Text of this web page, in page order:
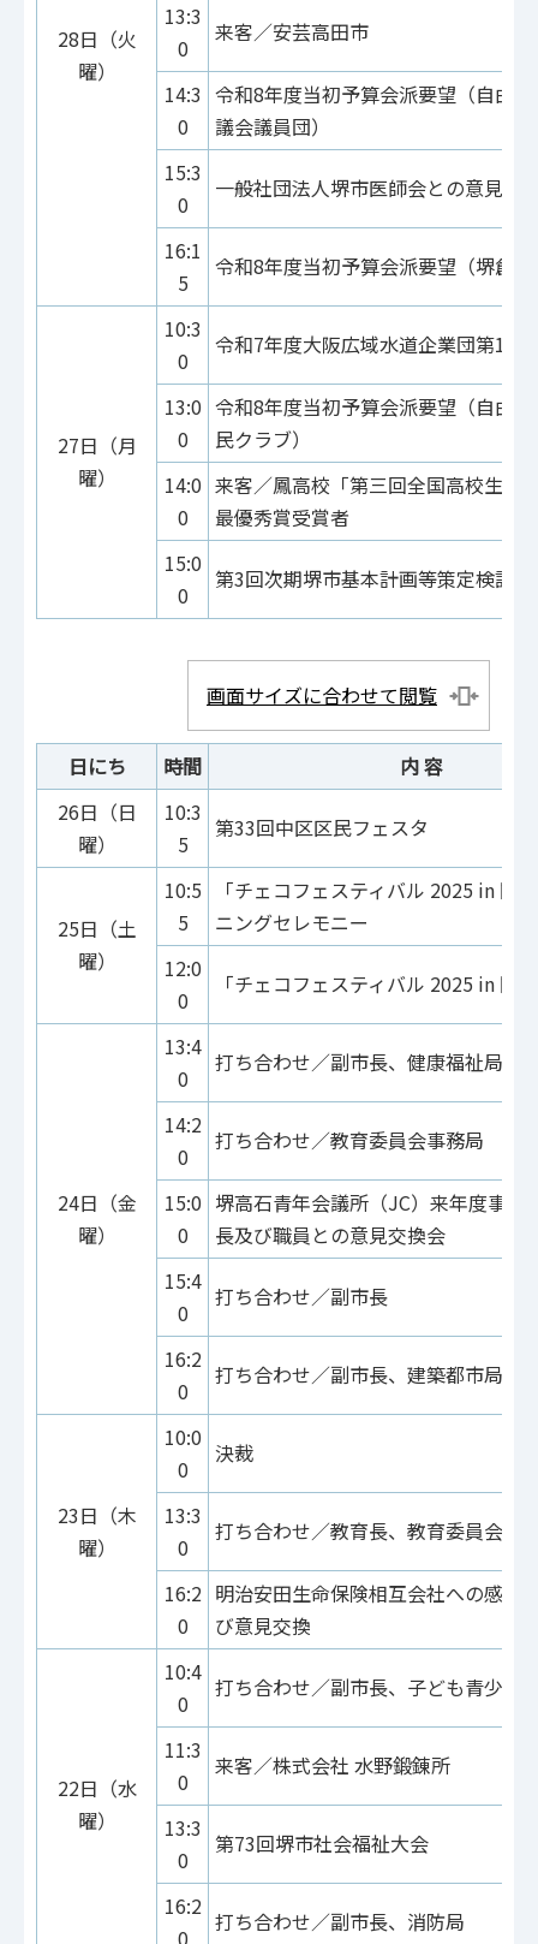
28日（火
曜）
13:3
0
来客／安芸高田市
14:3
0
令和8年度当初予算会派要望（自由
議会議員団）
15:3
0
一般社団法人堺市医師会との意見交
16:1
5
令和8年度当初予算会派要望（堺創
27日（月
曜）
10:3
0
令和7年度大阪広域水道企業団第1回
13:0
0
令和8年度当初予算会派要望（自由
民クラブ）
14:0
0
来客／鳳高校「第三回全国高校生政
最優秀賞受賞者
15:0
0
第3回次期堺市基本計画等策定検討
画面サイズに合わせて閲覧
日にち 時間
内 容
26日（日
曜）
10:3
5
第33回中区区民フェスタ
25日（土
曜）
10:5
5
「チェコフェスティバル 2025 in 関
ニングセレモニー
12:0
0
「チェコフェスティバル 2025 in 関
24日（金
曜）
13:4
0
打ち合わせ／副市長、健康福祉局
14:2
0
打ち合わせ／教育委員会事務局
15:0
0
堺高石青年会議所（JC）来年度事業
長及び職員との意見交換会
15:4
0
打ち合わせ／副市長
16:2
0
打ち合わせ／副市長、建築都市局
23日（木
曜）
10:0
0
決裁
13:3
0
打ち合わせ／教育長、教育委員会事
16:2
0
明治安田生命保険相互会社への感謝
び意見交換
22日（水
曜）
10:4
0
打ち合わせ／副市長、子ども青少年
11:3
0
来客／株式会社 水野鍛錬所
13:3
0
第73回堺市社会福祉大会
16:2
0
打ち合わせ／副市長、消防局